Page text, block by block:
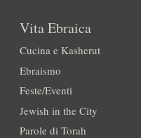
Vita Ebraica
Cucina e Kasherut
Ebraismo
Feste/Eventi
Jewish in the City
Parole di Torah